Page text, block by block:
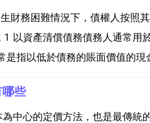
財務困難情況下，債權人按照
以資產清償債務債務人通常用
指以低於債務的賬面價值的現
些
中心的定價方法，也是最傳統